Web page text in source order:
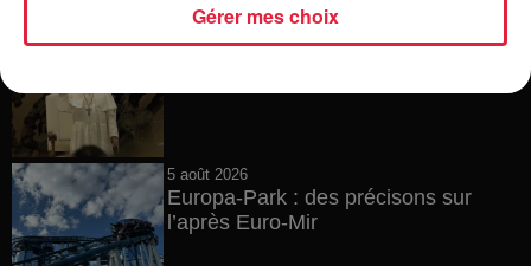
6 août 2026
Les dernières infos sur la venue du
5 août 2026
Europa-Park : des précisons sur
l’après Euro-Mir
Gérer mes choix